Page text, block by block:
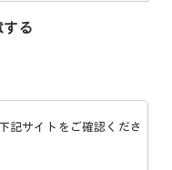
る
記サイトをご確認くださ